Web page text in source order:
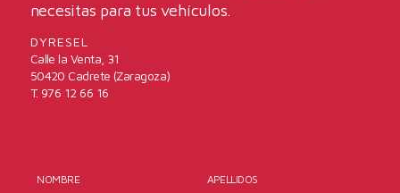
necesitas para tus vehículos.
DYRESEL
Calle la Venta, 31
50420 Cadrete (Zaragoza)
T. 976 12 66 16
NOMBRE APELLIDOS